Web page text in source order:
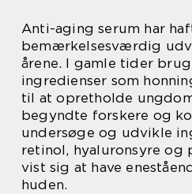
Anti-aging serum har
bemærkelsesværdig
årene. I gamle tider
ingredienser som
til at opretholde
begyndte forskere og
undersøge og udvikle
retinol, hyaluronsyre og
vist sig at have
huden.